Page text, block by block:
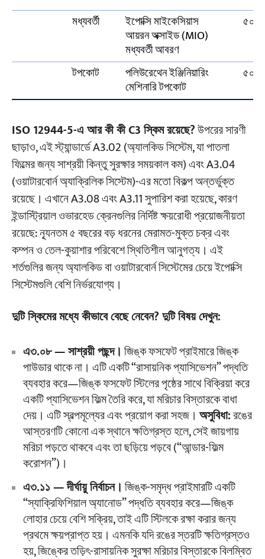
মধ্যবর্তী ইপোক্সি মাইকেসিয়াস
আয়রন অক্সাইড (MIO)
মধ্যবর্তী আবরণ
টপকোট পলিউরেথেন ইঞ্জিনিয়ারিং
মেশিনারি টপকোট
ISO 12944-5-এ আর কী কী C3 স্কিম রয়েছে?উপরের সারণী
ছাড়াও, এই স্ট্যান্ডার্ডে A3.02 (অ্যালকিড সিস্টেম, যা পাতলা
ফিল্মের জন্য সাশ্রয়ী কিন্তু সুরক্ষার সময়কাল কম) এবং A3.04
(ওয়াটারবোর্ন অ্যাক্রিলিক সিস্টেম)-এর মতো বিকল্প অন্তর্ভুক্ত
রয়েছে। এখানে A3.08 এবং A3.11 সুপারিশ করা হয়েছে, কারণ
ইন্ডাস্ট্রিয়াল ওভারহেড ক্রেনগুলির নির্দিষ্ট ক্ষয়রোধী প্রয়োজনীয়তা
রয়েছে: ন্যূনতম ৫ বছরের বড় ধরনের মেরামত-মুক্ত চক্র এবং
কম্পন ও তেল-কুয়াশার পরিবেশে স্থিতিশীল আনুগত্য। এই
শর্তগুলির জন্য অ্যালকিড বা ওয়াটারবোর্ন সিস্টেমের চেয়ে ইপোক্সি
সিস্টেমগুলি বেশি নির্ভরযোগ্য।
দুটি স্কিমের মধ্যে কীভাবে বেছে নেবেন? দুটি বিষয় দেখুন:
এ৩.০৮ — সাশ্রয়ী পছন্দ। জিঙ্ক ফসফেট প্রাইমারে জিঙ্ক
পাউডার থাকে না। এটি একটি “রাসায়নিক প্যাসিভেশন” পদ্ধতি
ব্যবহার করে—জিঙ্ক ফসফেট স্টিলের পৃষ্ঠের সাথে বিক্রিয়া করে
একটি প্যাসিভেশন ফিল্ম তৈরি করে, যা মরিচার বিস্তারকে বাধা
দেয়। এটি স্বল্পমূল্যের এবং প্রয়োগ করা সহজ। অসুবিধা:রঙের
আস্তরণটি কোনো এক স্থানে ক্ষতিগ্রস্ত হলে, সেই জায়গায়
মরিচা পড়তে থাকবে এবং তা ছড়িয়ে পড়বে (“আন্ডার-ফিল্ম
করোশন”)।
এ৩.১১ — দীর্ঘায়ু নির্বাচন। জিঙ্ক-সমৃদ্ধ প্রাইমারটি একটি
“স্যাক্রিফিশিয়াল অ্যানোড” পদ্ধতি ব্যবহার করে—জিঙ্ক
লোহার চেয়ে বেশি সক্রিয়, তাই এটি স্টিলকে রক্ষা করার জন্য
প্রথমে ক্ষয়প্রাপ্ত হয়। এমনকি যদি রঙের স্তরটি ক্ষতিগ্রস্তও
হয়, জিঙ্কের তড়িৎ-রাসায়নিক সুরক্ষা মরিচার বিস্তারকে বিলম্বিত